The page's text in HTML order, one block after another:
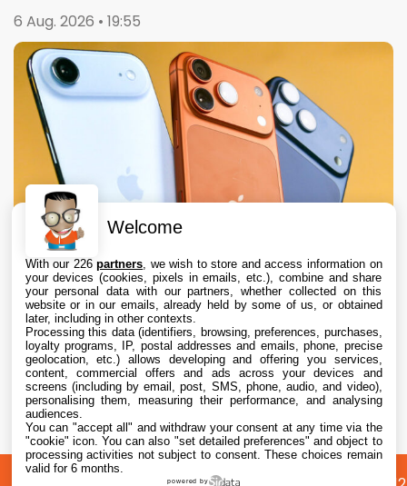
6 Aug. 2026 • 19:55
Apple augmente les valeurs de reprise des
iPhone, iPad, Mac et Apple Watch
6 Aug. 2026 • 19:02
Welcome
With our 226partners , we wish to store and access information on
your devices (cookies, pixels in emails, etc.), combine and share
your personal data with our partners, whether collected on this
website or in our emails, already held by some of us, or obtained
later, including in other contexts.
Processing this data (identifiers, browsing, preferences, purchases,
loyalty programs, IP, postal addresses and emails, phone, precise
geolocation, etc.) allows developing and offering you services,
content, commercial offers and ads across your devices and
screens (including by email, post, SMS, phone, audio, and video),
personalising them, measuring their performance, and analysing
audiences.
You can "accept all" and withdraw your consent at any time via the
"cookie" icon. You can also "set detailed preferences" and object to
processing activities not subject to consent. These choices remain
valid for 6 months.
powered by